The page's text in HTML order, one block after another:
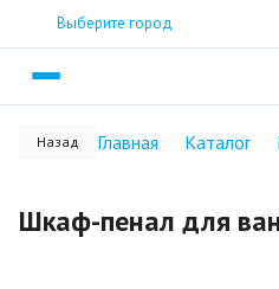
Выберите город
Назад Главная Каталог
Шкаф-пенал для